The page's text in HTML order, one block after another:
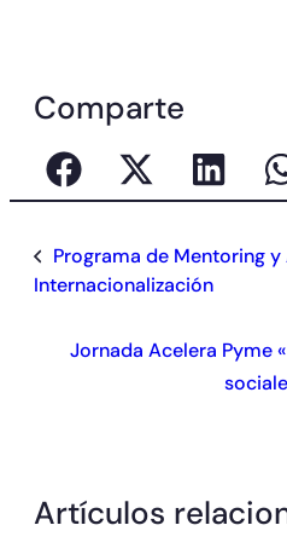
Comparte
Programa de Mentoring y
Internacionalización
Jornada Acelera Pyme
Artículos